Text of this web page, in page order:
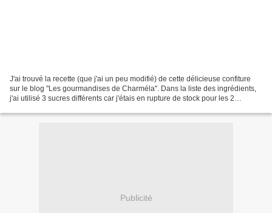
J'ai trouvé la recette (que j'ai un peu modifié) de cette délicieuse confiture
sur le blog "Les gourmandises de Charméla". Dans la liste des ingrédients,
j'ai utilisé 3 sucres différents car j'étais en rupture de stock pour les 2
Publicité